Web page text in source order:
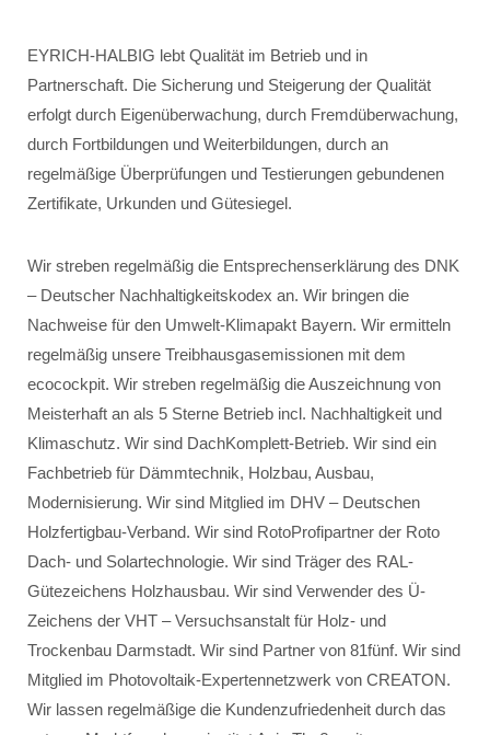
EYRICH-HALBIG lebt Qualität im Betrieb und in
Partnerschaft. Die Sicherung und Steigerung der Qualität
erfolgt durch Eigenüberwachung, durch Fremdüberwachung,
durch Fortbildungen und Weiterbildungen, durch an
regelmäßige Überprüfungen und Testierungen gebundenen
Zertifikate, Urkunden und Gütesiegel.
Wir streben regelmäßig die Entsprechenserklärung des DNK
– Deutscher Nachhaltigkeitskodex an. Wir bringen die
Nachweise für den Umwelt-Klimapakt Bayern. Wir ermitteln
regelmäßig unsere Treibhausgasemissionen mit dem
ecocockpit. Wir streben regelmäßig die Auszeichnung von
Meisterhaft an als 5 Sterne Betrieb incl. Nachhaltigkeit und
Klimaschutz. Wir sind DachKomplett-Betrieb. Wir sind ein
Fachbetrieb für Dämmtechnik, Holzbau, Ausbau,
Modernisierung. Wir sind Mitglied im DHV – Deutschen
Holzfertigbau-Verband. Wir sind RotoProfipartner der Roto
Dach- und Solartechnologie. Wir sind Träger des RAL-
Gütezeichens Holzhausbau. Wir sind Verwender des Ü-
Zeichens der VHT – Versuchsanstalt für Holz- und
Trockenbau Darmstadt. Wir sind Partner von 81fünf. Wir sind
Mitglied im Photovoltaik-Expertennetzwerk von CREATON.
Wir lassen regelmäßige die Kundenzufriedenheit durch das